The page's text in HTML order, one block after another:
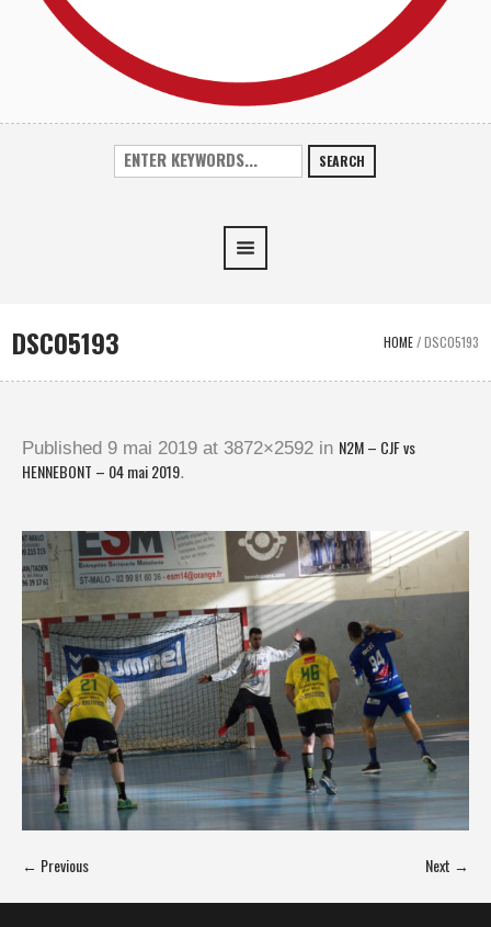
SEARCH
DSC05193 HOME/DSC05193
Published 9 mai 2019 at 3872×2592 in N2M – CJF vs
HENNEBONT – 04 mai 2019.
← Previous Next →